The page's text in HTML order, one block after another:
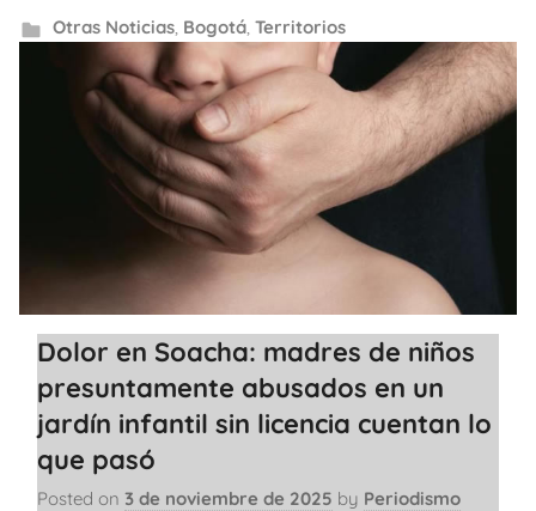
Otras Noticias, Bogotá, Territorios
Dolor en Soacha: madres de niños
presuntamente abusados en un
jardín infantil sin licencia cuentan lo
que pasó
Posted on 3 de noviembre de 2025 by Periodismo